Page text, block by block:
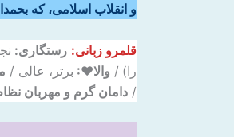
و انقلاب اسلامی، که
قلمرو زبانی: رستگاری:
را) / والا♥: برتر، عالی /
/ دامان گرم و مهربان